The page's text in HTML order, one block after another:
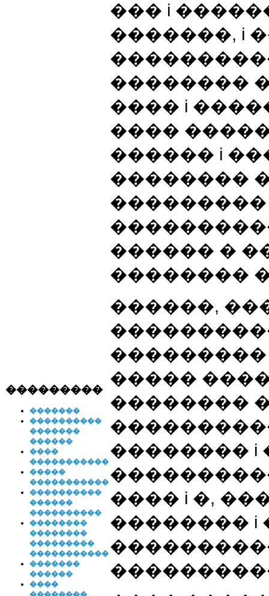
���������
�������
����������
�������
������
����
�����������
�����
�����������
����������
������
����������
��������
��������
���������
�����������
�������
������
����
��� i
�������, i
��������
���� i
����
������ i
��������
������ �
��������
������,
���������
�����
��������
�������� i
���� i �,
�������� i